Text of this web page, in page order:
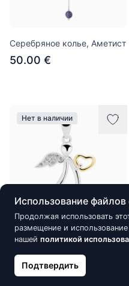
Серебряное колье, Аметист
50.00 €
Нет в наличии
Позолоченный серебряный
19.50 €
Использование
Продолжая использовать
размещение и
нашей политикой
Подтвердить